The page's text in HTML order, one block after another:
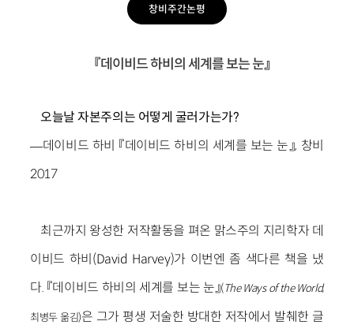
창비주간논평
『데이비드 하비의 세계를 보는 눈』
오늘날 자본주의는 어떻게 굴러가는가?
―데이비드 하비 『데이비드 하비의 세계를 보는 눈』, 창비
2017
최근까지 왕성한 저작활동을 펴온 맑스주의 지리학자 데
이비드 하비(David Harvey)가 이번엔 좀 색다른 책을 냈
다. 『데이비드 하비의 세계를 보는 눈』(The Ways of the World,
최병두 옮김)은 그가 평생 저술한 방대한 저작에서 발췌한 글